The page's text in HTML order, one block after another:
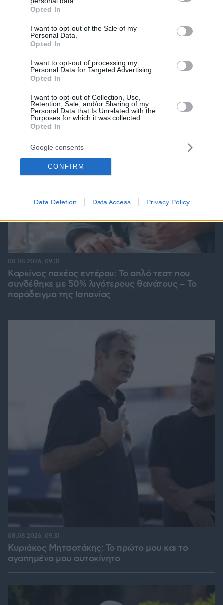
grant or deny consent to Google and its third-party tags to
use your data for below specified purposes in below Google
consent section.
Opted In
I want to opt-out of the Sale of my
Personal Data.
Opted In
I want to opt-out of processing my
Personal Data for Targeted Advertising.
Opted In
I want to opt-out of Collection, Use,
Retention, Sale, and/or Sharing of my
Personal Data that Is Unrelated with the
Purposes for which it was collected.
Opted In
Google consents
CONFIRM
Data Deletion Data Access Privacy Policy
ΔΕΙΤΕ ΟΛΑ ΤΑ GAMES
Best of Network
Καρκίνος παχέος εντέρου: Το απλό τεστ που
συνδέθηκε με 50% λιγότερους θανάτους – Το
παράδειγμα της Ισπανίας
08.08.2026, 09:31
Κυριάκος Μητσοτάκης: Το πρώτο μου και το
αγαπημένο μου αυτοκίνητο
08.08.2026, 09:31